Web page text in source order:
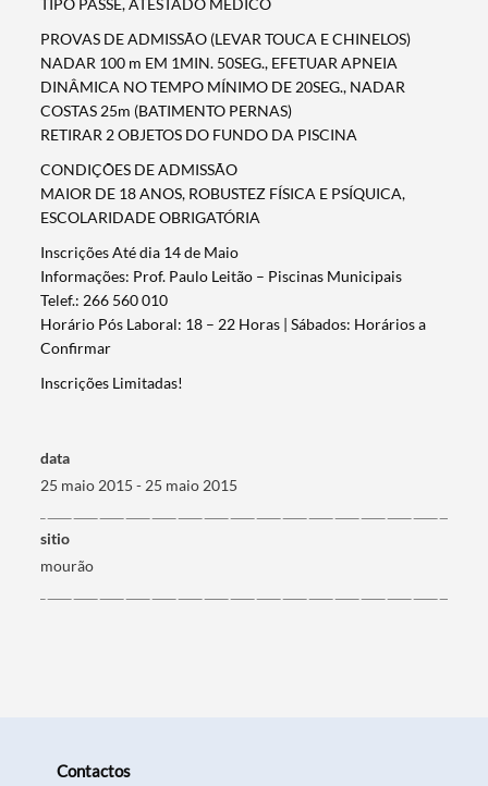
Termo de Pesquisa
Filtros
PROVAS DE ADMISSÃO (LEVAR TOUCA E CHINELOS)
NADAR 100 m EM 1MIN. 50SEG., EFETUAR APNEIA
DINÂMICA NO TEMPO MÍNIMO DE 20SEG., NADAR
COSTAS 25m (BATIMENTO PERNAS)
RETIRAR 2 OBJETOS DO FUNDO DA PISCINA
CONDIÇÕES DE ADMISSÃO
MAIOR DE 18 ANOS, ROBUSTEZ FÍSICA E PSÍQUICA,
ESCOLARIDADE OBRIGATÓRIA
Inscrições Até dia 14 de Maio
Informações: Prof. Paulo Leitão – Piscinas Municipais
Telef.: 266 560 010
Horário Pós Laboral: 18 – 22 Horas | Sábados: Horários a
Confirmar
Inscrições Limitadas!
data
25 maio 2015 - 25 maio 2015
sitio
mourão
Contactos